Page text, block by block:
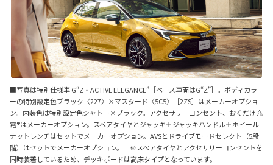
■写真は特別仕様車 G“Z・ACTIVE ELEGANCE”［ベース車両はG“Z”］。ボディカラ
ーの特別設定色ブラック〈227〉×マスタード〈5C5〉［2ZS］はメーカーオプショ
ン。内装色は特別設定色シャトー×ブラック。アクセサリーコンセント、おくだけ充
電®はメーカーオプション。スペアタイヤとジャッキ＋ジャッキハンドル＋ホイール
ナットレンチはセットでメーカーオプション。AVSとドライブモードセレクト（5段
階）はセットでメーカーオプション。 ※スペアタイヤとアクセサリーコンセントを
同時装着しているため、デッキボードは高床タイプとなっています。